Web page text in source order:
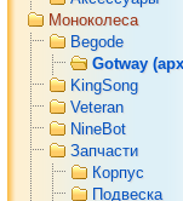
Моноколеса
Begode
Gotway
KingSong
Veteran
NineBot
Запчасти
Корпус
Подвеска